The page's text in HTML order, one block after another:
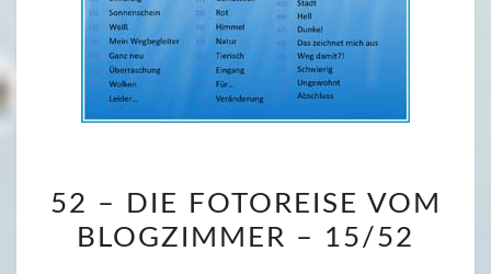
2
–
52 – DIE FOTOREISE VOM
BLOGZIMMER – 15/52